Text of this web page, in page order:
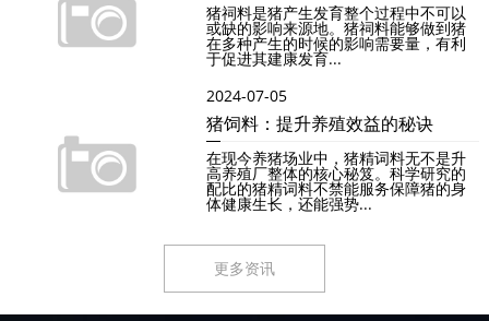
猪祠料是猪产生发育整个过程中不可以
或缺的影响来源地。猪祠料能够做到猪
在多种产生的时候的影响需要量，有利
于促进其建康发育...
2024-07-05
猪饲料：提升养殖效益的秘诀
在现今养猪场业中，猪精词料无不是升
高养殖厂整体的核心秘笈。科学研究的
配比的猪精词料不禁能服务保障猪的身
体健康生长，还能强势...
更多资讯